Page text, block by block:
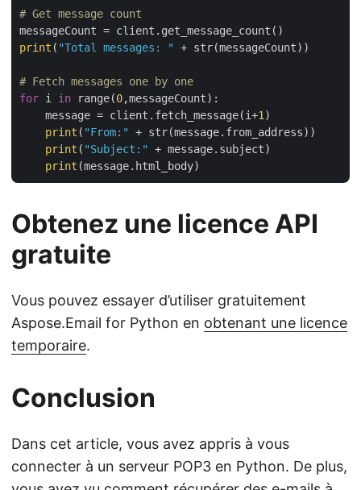
# Get message count
print ( "Total messages: " + str(messageCount))
# Fetch messages one by one
for i in range(0,messageCount):
    message = client.fetch_message(i+
1 )
print ( "From:"
+ str(message.from_address))
print ( "Subject:"
+ message.subject)
print
Obtenez une licence API
gratuite
Vous pouvez essayer d’utiliser gratuitement
Aspose.Email for Python en obtenant une licence
temporaire.
Conclusion
Dans cet article, vous avez appris à vous
connecter à un serveur POP3 en Python. De plus,